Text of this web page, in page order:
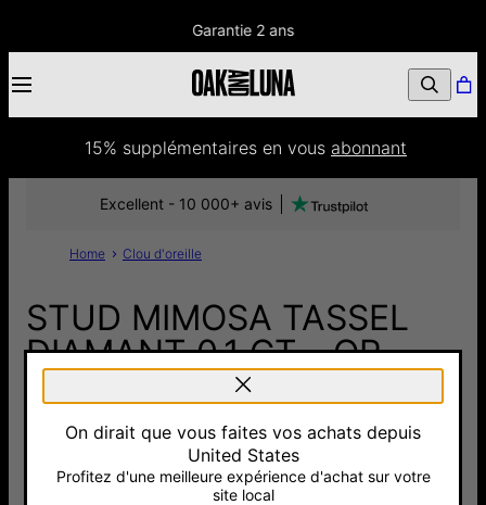
Garantie 2 ans
15% supplémentaires en vous abonnant
Home Clou d'oreille
STUD MIMOSA TASSEL
DIAMANT 0,1 CT - OR
JAUNE 14 CARATS
370 €
Pay with Klarna
Excellent - 10 000+ avis
On dirait que vous faites vos achats depuis
United States
Profitez d'une meilleure expérience d'achat sur votre
site local